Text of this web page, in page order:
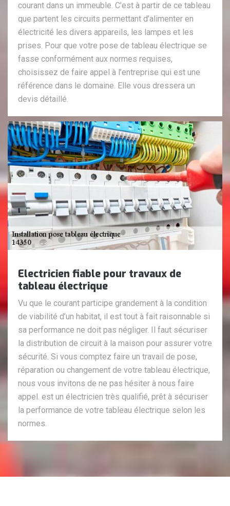
courant dans un immeuble. C’est à partir de ce tableau
que partent les circuits permettant d’alimenter en
électricité les divers appareils, les lampes et les
prises. Pour que votre pose de tableau électrique se
fasse conformément aux normes requises,
choisissez de faire appel à l’entreprise qui est une
référence dans le domaine. Elle vous dressera un
devis détaillé.
Electricien fiable pour travaux de
tableau électrique
Vu que le courant participe grandement à la condition
de viabilité d’un habitat, il est tout à fait raisonnable si
sa performance ne doit pas négliger. Il faut sécuriser
la distribution de circuit à la maison pour assurer votre
sécurité. Si vous comptez faire un travail de pose,
réparation ou changement de votre tableau électrique,
nous vous invitons de ne pas hésiter à nous faire
appel. est un électricien très qualifié, prêt à sécuriser
la performance de votre tableau électrique selon les
normes.